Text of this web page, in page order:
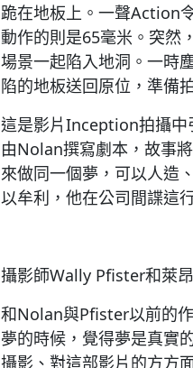
跪在地板上。一聲Action
動作的則是65毫米。突然
場景一起陷入地洞。一時
陷的地板送回原位，準備
這是影片Inception拍攝中
由Nolan撰寫劇本，故事
來做同一個夢，可以人造
以牟利，他在公司間諜這
攝影師Wally Pfister和萊
和Nolan與Pfister以前的
夢的時候，覺得夢是真實
攝影、對這部影片的方方